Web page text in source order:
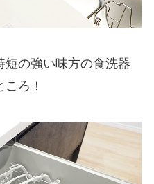
短の強い味方の食洗器
ろ！